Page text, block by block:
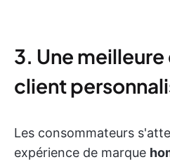
3. Une
client
Les consommateurs
expérience de marque